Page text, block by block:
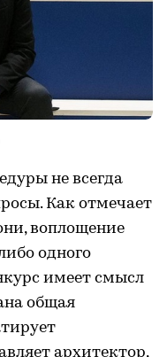
не всегда
Как отмечает
воплощение
одного
имеет смысл
общая
архитектор,